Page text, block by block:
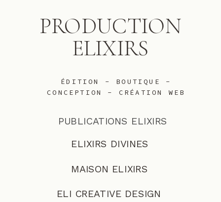
ÉDITION - BOUTIQUE -
CONCEPTION - CRÉATION WEB
PRODUCTION
ELIXIRS
PUBLICATIONS ELIXIRS
ELI CREATIVE DESIGN
ELIXIRS DIVINES
MAISON ELIXIRS